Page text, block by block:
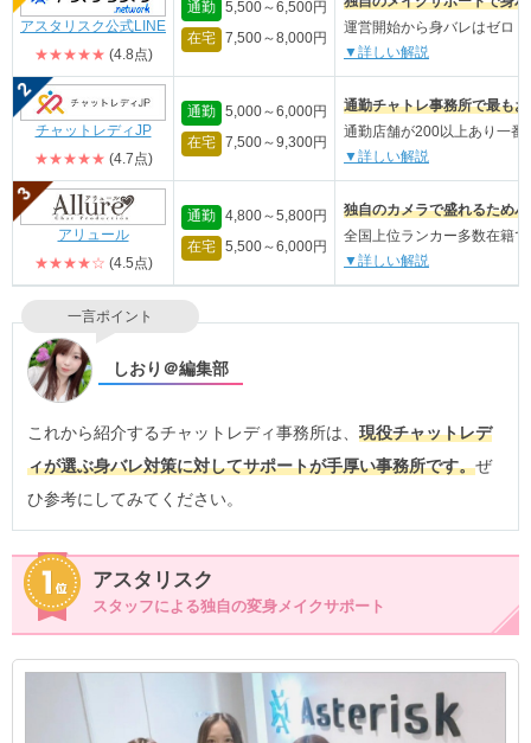
アスタリスク公式LINE
★★★★★ (4.8点)
通勤 5,500～6,500円
在宅 7,500～8,000円
運営開始から身バレはゼロ
▼詳しい解説
チャットレディJP
★★★★★ (4.7点)
通勤 5,000～6,000円
在宅 7,500～9,300円
通勤チャトレ事務所で最も
通勤店舗が200以上あり一番
▼詳しい解説
アリュール
★★★★☆ (4.5点)
通勤 4,800～5,800円
在宅 5,500～6,000円
独自のカメラで盛れるため
全国上位ランカー多数在籍
▼詳しい解説
一言ポイント
しおり＠編集部
これから紹介するチャットレディ事務所は、 現役チャットレデ
ィが選ぶ身バレ対策に対してサポートが手厚い事務所です。ぜ
ひ参考にしてみてください。
アスタリスク
スタッフによる独自の変身メイクサポート